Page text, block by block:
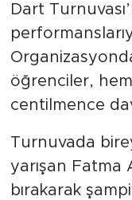
Dart
öğrenciler,
centilmence
Turnuvada
yarışan Fatma
bırakarak